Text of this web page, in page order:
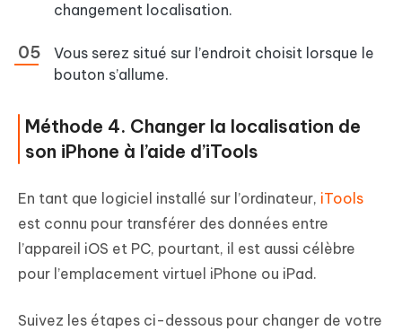
changement localisation.
Vous serez situé sur l’endroit choisit lorsque le
bouton s’allume.
Méthode 4. Changer la localisation de
son iPhone à l’aide d’iTools
En tant que logiciel installé sur l’ordinateur, iTools
est connu pour transférer des données entre
l’appareil iOS et PC, pourtant, il est aussi célèbre
pour l’emplacement virtuel iPhone ou iPad.
Suivez les étapes ci-dessous pour changer de votre